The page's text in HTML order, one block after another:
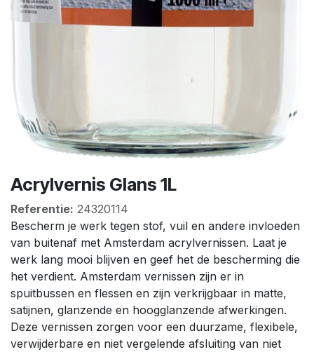
Acrylvernis Glans 1L
Referentie: 24320114
Bescherm je werk tegen stof, vuil en andere invloeden
van buitenaf met Amsterdam acrylvernissen. Laat je
werk lang mooi blijven en geef het de bescherming die
het verdient. Amsterdam vernissen zijn er in
spuitbussen en flessen en zijn verkrijgbaar in matte,
satijnen, glanzende en hoogglanzende afwerkingen.
Deze vernissen zorgen voor een duurzame, flexibele,
verwijderbare en niet vergelende afsluiting van niet